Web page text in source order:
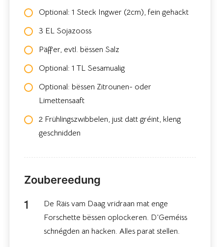
Optional: 1 Steck Ingwer (2cm), fein gehackt
3 EL Sojazooss
Päffer, evtl. bëssen Salz
Optional: 1 TL Sesamualig
Optional: bëssen Zitrounen- oder
Limettensaaft
2 Frühlingszwibbelen, just datt gréint, kleng
geschnidden
Zoubereedung
De Räis vam Daag vridraan mat enge
Forschette bëssen oplockeren. D’Geméiss
schnégden an hacken. Alles parat stellen.